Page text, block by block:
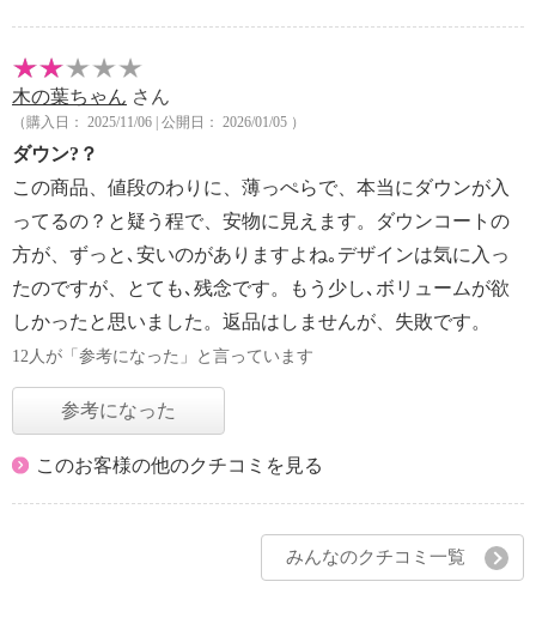
木の葉ちゃん さん
（購入日： 2025/11/06 | 公開日： 2026/01/05 ）
ダウン?？
この商品、値段のわりに、薄っぺらで、本当にダウンが入
ってるの？と疑う程で、安物に見えます。ダウンコートの
方が、ずっと､安いのがありますよね｡デザインは気に入っ
たのですが、とても､残念です。もう少し､ボリュームが欲
しかったと思いました。返品はしませんが、失敗です。
12人が「参考になった」と言っています
参考になった
このお客様の他のクチコミを見る
みんなのクチコミ一覧